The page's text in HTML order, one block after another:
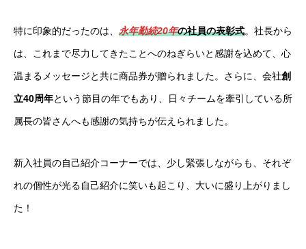
特に印象的だったのは、 永年勤続20年の社員の表彰式。社長から
は、これまで尽力してきたことへのねぎらいと感謝を込めて、心
温まるメッセージと共に商品券が贈られました。さらに、会社創
立40周年という節目の年でもあり、日々チームを牽引している所
属長の皆さんへも感謝の気持ちが伝えられました。
新入社員の自己紹介コーナーでは、少し緊張しながらも、それぞ
れの個性が光る自己紹介に笑いも起こり、大いに盛り上がりまし
た！